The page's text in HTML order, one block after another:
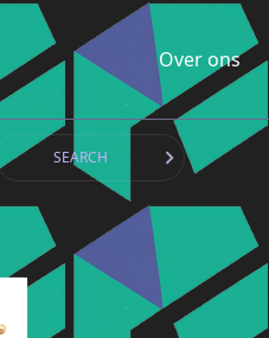
Over ons
SEARCH